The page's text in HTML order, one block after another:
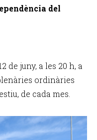
del
de juny, a les 20 h, a
ordinàries
de cada mes.